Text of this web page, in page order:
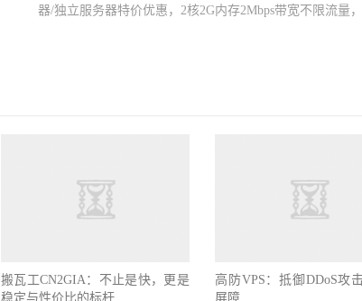
器/独立服务器特价优惠，2核2G内存2Mbps带宽不限流量
搬瓦工CN2GIA：不止是快，更是
稳定与性价比的标杆
高防VPS：抵御DDoS攻
屏障